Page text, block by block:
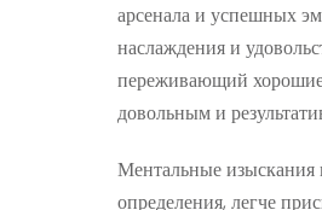
арсенала и успешных
наслаждения и
переживающий хорошие
довольным и
Ментальные изыскания
определения, легче